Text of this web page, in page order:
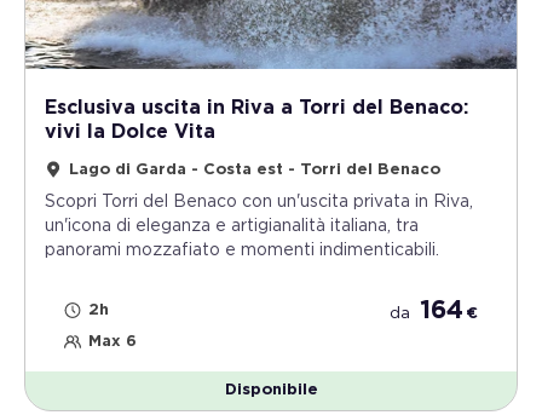
Esclusiva uscita in Riva a Torri del Benaco:
vivi la Dolce Vita
Lago di Garda - Costa est - Torri del Benaco
Scopri Torri del Benaco con un'uscita privata in Riva,
un'icona di eleganza e artigianalità italiana, tra
panorami mozzafiato e momenti indimenticabili.
2h
Max 6
da 164 €
Disponibile